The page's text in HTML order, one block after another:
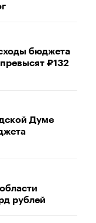
бюджета
₽132
Думе
рублей